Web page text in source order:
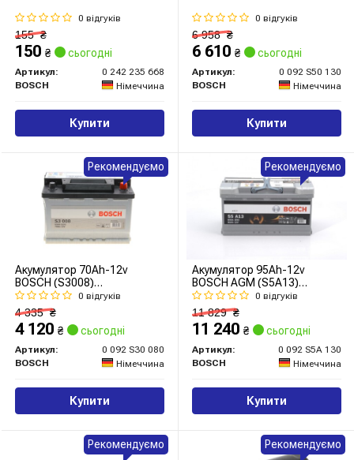
0 відгуків
155₴
150 ₴ сьогодні
Артикул:
0 242 235 668
BOSCH
Німеччина
Купити
0 відгуків
6 958₴
6 610 ₴ сьогодні
Артикул:
0 092 S50 130
BOSCH
Німеччина
Купити
Акумулятор 70Ah-12v
BOSCH (S3008)
(278x175x190),R,EN640
0 відгуків
4 335₴
4 120 ₴ сьогодні
Артикул:
0 092 S30 080
BOSCH
Німеччина
Купити
Рекомендуємо
Акумулятор 95Ah-12v
BOSCH AGM (S5A13)
(353x175x190),R,EN850
0 відгуків
11 829₴
11 240 ₴ сьогодні
Артикул:
0 092 S5A 130
BOSCH
Німеччина
Купити
Рекомендуємо
Рекомендуємо Рекомендуємо